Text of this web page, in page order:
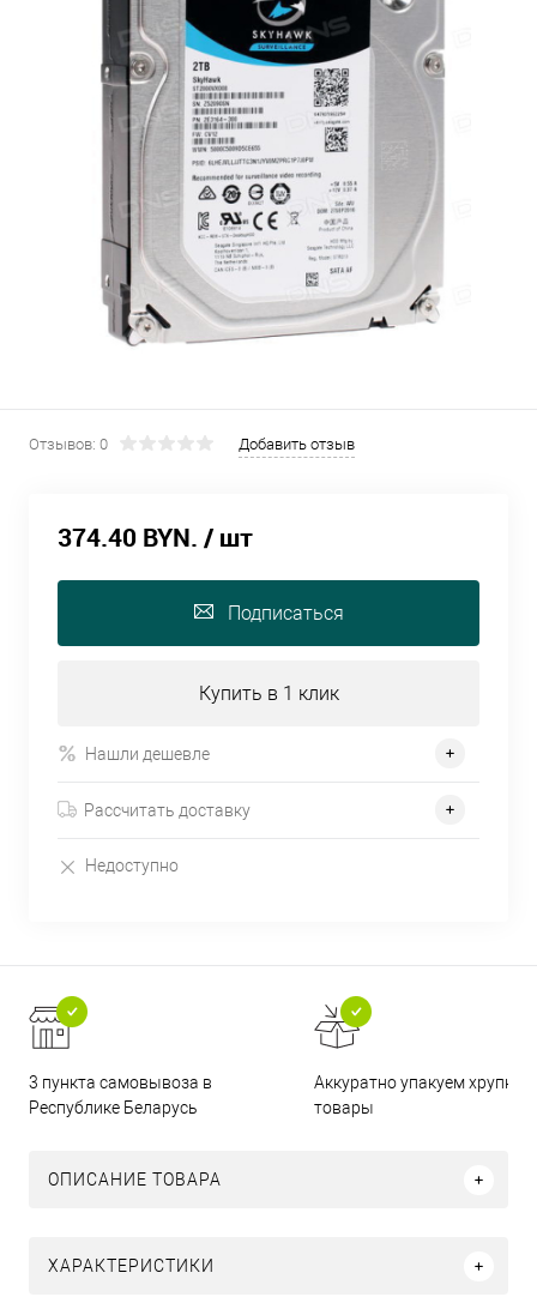
Отзывов: 0 Добавить отзыв
374.40 BYN. / шт
Подписаться
Купить в 1 клик
Нашли дешевле
Рассчитать доставку
Недоступно
3 пункта самовывоза в
Республике Беларусь
Аккуратно упакуем хрупкие
товары
ОПИСАНИЕ ТОВАРА
ХАРАКТЕРИСТИКИ